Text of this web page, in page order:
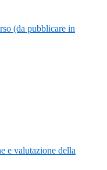
(da pubblicare in
e valutazione della